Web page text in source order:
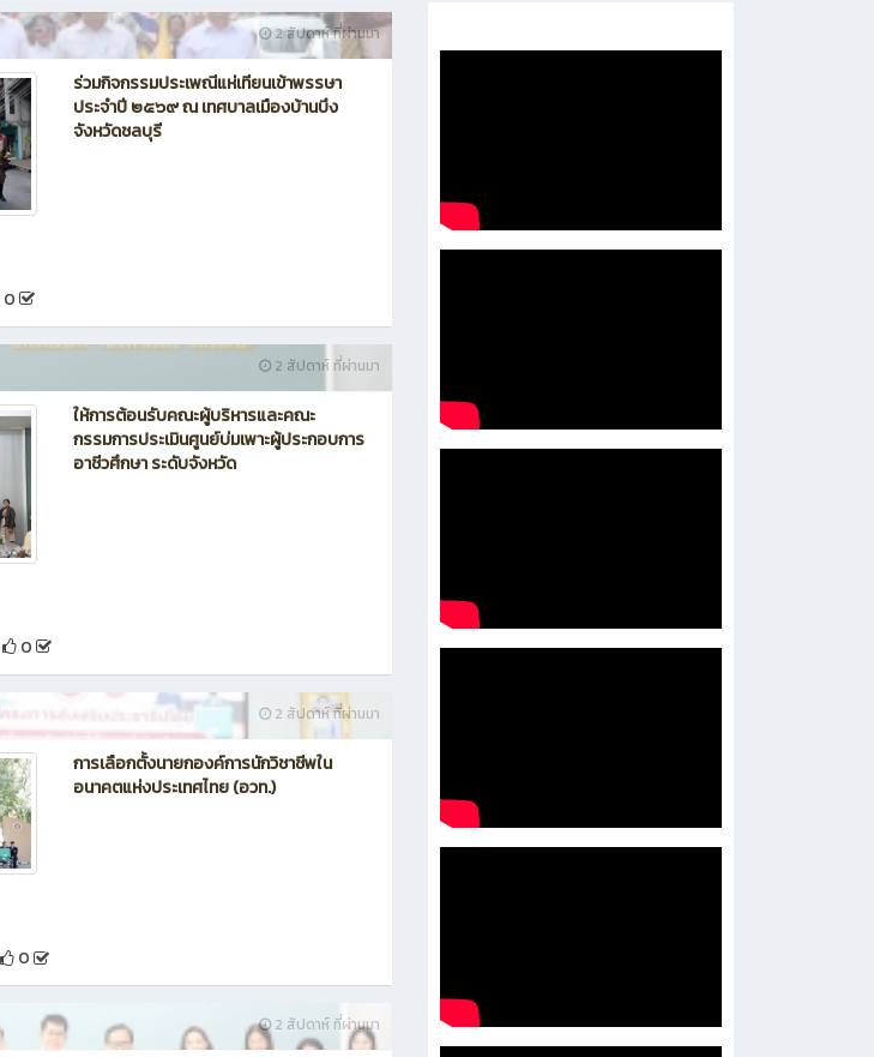
2 สัปดาห์ ที่ผ่านมา
ร่วมกิจกรรมประเพณีแห่เทียนเข้าพรรษา
ประจำปี ๒๕๖๙ ณ เทศบาลเมืองบ้านบึง
จังหวัดชลบุรี
0
2 สัปดาห์ ที่ผ่านมา
ให้การต้อนรับคณะผู้บริหารและคณะ
กรรมการประเมินศูนย์บ่มเพาะผู้ประกอบการ
อาชีวศึกษา ระดับจังหวัด
0
2 สัปดาห์ ที่ผ่านมา
การเลือกตั้งนายกองค์การนักวิชาชีพใน
อนาคตแห่งประเทศไทย (อวท.)
0
2 สัปดาห์ ที่ผ่านมา